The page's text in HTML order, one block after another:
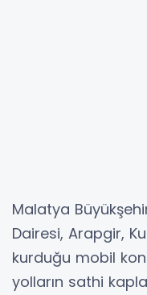
Malatya
Dairesi, Arapgir,
kurduğu mobil
yolların sathi